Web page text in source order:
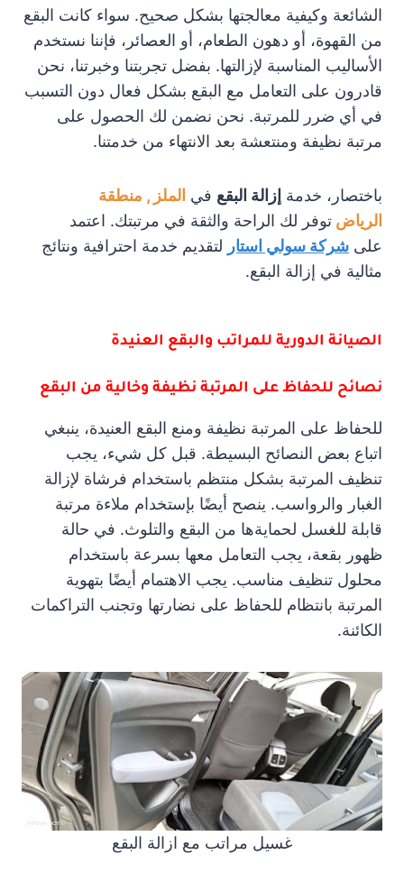
الشائعة وكيفية معالجتها بشكل صحيح. سواء كانت البقع
من القهوة، أو دهون الطعام، أو العصائر، فإننا نستخدم
الأساليب المناسبة لإزالتها. بفضل تجربتنا وخبرتنا، نحن
قادرون على التعامل مع البقع بشكل فعال دون التسبب
في أي ضرر للمرتبة. نحن نضمن لك الحصول على
مرتبة نظيفة ومنتعشة بعد الانتهاء من خدمتنا.
باختصار، خدمة إزالة البقع في الملز , منطقة
الرياض توفر لك الراحة والثقة في مرتبتك. اعتمد
على شركة سولي استار لتقديم خدمة احترافية ونتائج
مثالية في إزالة البقع.
الصيانة الدورية للمراتب والبقع العنيدة
نصائح للحفاظ على المرتبة نظيفة وخالية من البقع
للحفاظ على المرتبة نظيفة ومنع البقع العنيدة، ينبغي
اتباع بعض النصائح البسيطة. قبل كل شيء، يجب
تنظيف المرتبة بشكل منتظم باستخدام فرشاة لإزالة
الغبار والرواسب. ينصح أيضًا بإستخدام ملاءة مرتبة
قابلة للغسل لحمايةها من البقع والتلوث. في حالة
ظهور بقعة، يجب التعامل معها بسرعة باستخدام
محلول تنظيف مناسب. يجب الاهتمام أيضًا بتهوية
المرتبة بانتظام للحفاظ على نضارتها وتجنب التراكمات
الكائنة.
غسيل مراتب مع ازالة البقع